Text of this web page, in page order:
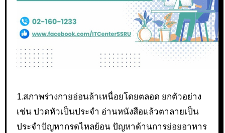
1.สภาพร่างกายอ่อนล้าเหนื่อยโดยตลอด ยกตัวอย่าง
เช่น ปวดหัวเป็นประจำ อ่านหนังสือแล้วตาลายเป็น
ประจำปัญหากรดไหลย้อน ปัญหาด้านการย่อยอาหาร